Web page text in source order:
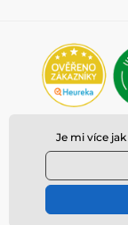
© 2026
Je mi více